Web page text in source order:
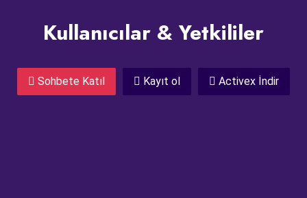
Kullanıcılar & Yetkililer
Sohbete Katıl Kayıt ol Activex İndir